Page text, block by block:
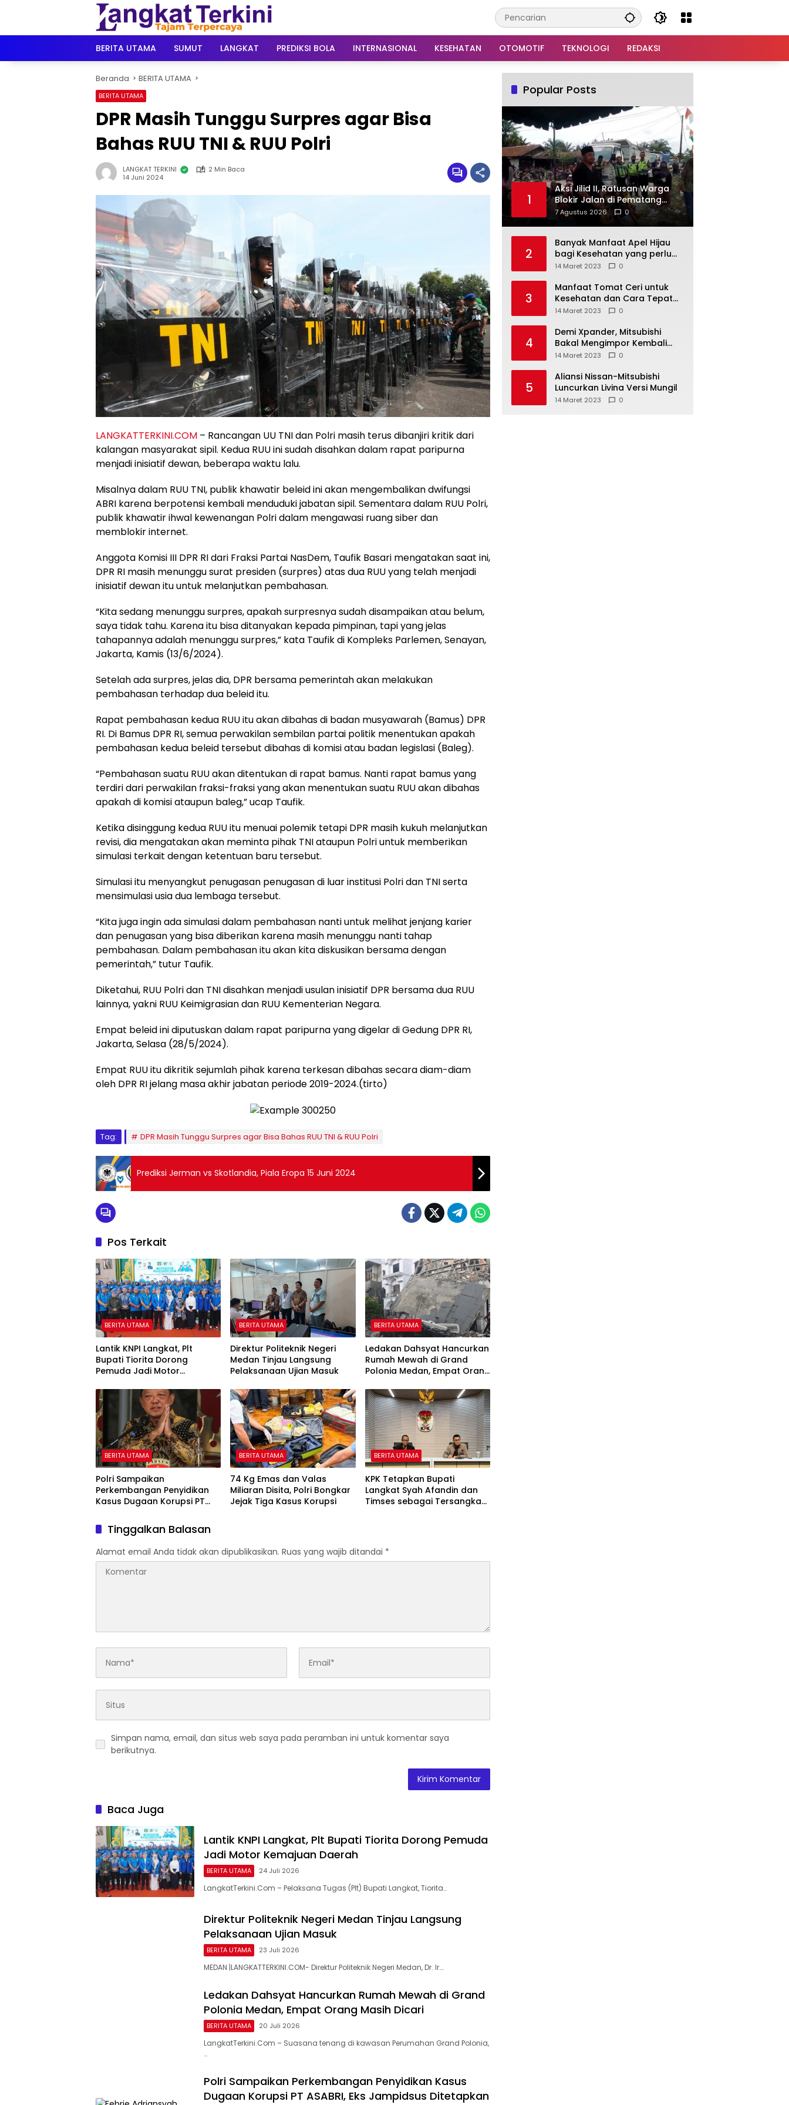
BERITA UTAMA
SUMUT LANGKAT PREDIKSI BOLA INTERNASIONAL KESEHATAN OTOMOTIF TEKNOLOGI REDAKSI
Beranda BERITA UTAMA
BERITA UTAMA
DPR Masih Tunggu Surpres agar Bisa
Bahas RUU TNI & RUU Polri
LANGKAT TERKINI
2 Min Baca
14 Juni 2024
LANGKATTERKINI.COM – Rancangan UU TNI dan Polri masih terus dibanjiri kritik dari
kalangan masyarakat sipil. Kedua RUU ini sudah disahkan dalam rapat paripurna
menjadi inisiatif dewan, beberapa waktu lalu.
Misalnya dalam RUU TNI, publik khawatir beleid ini akan mengembalikan dwifungsi
ABRI karena berpotensi kembali menduduki jabatan sipil. Sementara dalam RUU Polri,
publik khawatir ihwal kewenangan Polri dalam mengawasi ruang siber dan
memblokir internet.
Anggota Komisi III DPR RI dari Fraksi Partai NasDem, Taufik Basari mengatakan saat ini,
DPR RI masih menunggu surat presiden (surpres) atas dua RUU yang telah menjadi
inisiatif dewan itu untuk melanjutkan pembahasan.
“Kita sedang menunggu surpres, apakah surpresnya sudah disampaikan atau belum,
saya tidak tahu. Karena itu bisa ditanyakan kepada pimpinan, tapi yang jelas
tahapannya adalah menunggu surpres,” kata Taufik di Kompleks Parlemen, Senayan,
Jakarta, Kamis (13/6/2024).
Setelah ada surpres, jelas dia, DPR bersama pemerintah akan melakukan
pembahasan terhadap dua beleid itu.
Rapat pembahasan kedua RUU itu akan dibahas di badan musyawarah (Bamus) DPR
RI. Di Bamus DPR RI, semua perwakilan sembilan partai politik menentukan apakah
pembahasan kedua beleid tersebut dibahas di komisi atau badan legislasi (Baleg).
“Pembahasan suatu RUU akan ditentukan di rapat bamus. Nanti rapat bamus yang
terdiri dari perwakilan fraksi-fraksi yang akan menentukan suatu RUU akan dibahas
apakah di komisi ataupun baleg,” ucap Taufik.
Ketika disinggung kedua RUU itu menuai polemik tetapi DPR masih kukuh melanjutkan
revisi, dia mengatakan akan meminta pihak TNI ataupun Polri untuk memberikan
simulasi terkait dengan ketentuan baru tersebut.
Simulasi itu menyangkut penugasan penugasan di luar institusi Polri dan TNI serta
mensimulasi usia dua lembaga tersebut.
“Kita juga ingin ada simulasi dalam pembahasan nanti untuk melihat jenjang karier
dan penugasan yang bisa diberikan karena masih menunggu nanti tahap
pembahasan. Dalam pembahasan itu akan kita diskusikan bersama dengan
pemerintah,” tutur Taufik.
Diketahui, RUU Polri dan TNI disahkan menjadi usulan inisiatif DPR bersama dua RUU
lainnya, yakni RUU Keimigrasian dan RUU Kementerian Negara.
Empat beleid ini diputuskan dalam rapat paripurna yang digelar di Gedung DPR RI,
Jakarta, Selasa (28/5/2024).
Empat RUU itu dikritik sejumlah pihak karena terkesan dibahas secara diam-diam
oleh DPR RI jelang masa akhir jabatan periode 2019-2024.(tirto)
Tag: DPR Masih Tunggu Surpres agar Bisa Bahas RUU TNI & RUU Polri
Prediksi Jerman vs Skotlandia, Piala Eropa 15 Juni 2024
Pos Terkait
BERITA UTAMA
Lantik KNPI Langkat, Plt
Bupati Tiorita Dorong
Pemuda Jadi Motor
BERITA UTAMA
Direktur Politeknik Negeri
Medan Tinjau Langsung
Pelaksanaan Ujian Masuk
BERITA UTAMA
Ledakan Dahsyat Hancurkan
Rumah Mewah di Grand
Polonia Medan, Empat Orang
BERITA UTAMA
Polri Sampaikan
Perkembangan Penyidikan
Kasus Dugaan Korupsi PT
Ditetapkan Tersangka
BERITA UTAMA
74 Kg Emas dan Valas
Miliaran Disita, Polri Bongkar
Jejak Tiga Kasus Korupsi
BERITA UTAMA
KPK Tetapkan Bupati
Langkat Syah Afandin dan
Timses sebagai Tersangka
Tinggalkan Balasan
Alamat email Anda tidak akan dipublikasikan. Ruas yang wajib ditandai *
Simpan nama, email, dan situs web saya pada peramban ini untuk komentar saya
berikutnya.
Baca Juga
Lantik KNPI Langkat, Plt Bupati Tiorita Dorong Pemuda
Jadi Motor Kemajuan Daerah
BERITA UTAMA 24 Juli 2026
LangkatTerkini.Com – Pelaksana Tugas (Plt) Bupati Langkat, Tiorita…
Direktur Politeknik Negeri Medan Tinjau Langsung
Pelaksanaan Ujian Masuk
BERITA UTAMA 23 Juli 2026
MEDAN |LANGKATTERKINI.COM- Direktur Politeknik Negeri Medan, Dr. Ir….
Ledakan Dahsyat Hancurkan Rumah Mewah di Grand
Polonia Medan, Empat Orang Masih Dicari
BERITA UTAMA 20 Juli 2026
LangkatTerkini.Com – Suasana tenang di kawasan Perumahan Grand Polonia,
…
Polri Sampaikan Perkembangan Penyidikan Kasus
Dugaan Korupsi PT ASABRI, Eks Jampidsus Ditetapkan
Popular Posts
1
Aksi Jilid II, Ratusan Warga
Blokir Jalan di Pematang
Cengal, Duduk Bershalawat
Tuntut Pengaspalan Jalan
7 Agustus 2026 0
2
Banyak Manfaat Apel Hijau
bagi Kesehatan yang perlu
Anda ketahui
14 Maret 2023 0
3
Manfaat Tomat Ceri untuk
Kesehatan dan Cara Tepat
Mengonsumsinya
14 Maret 2023 0
4
Demi Xpander, Mitsubishi
Bakal Mengimpor Kembali
Pajero Sport
14 Maret 2023 0
5
Aliansi Nissan-Mitsubishi
Luncurkan Livina Versi Mungil
14 Maret 2023 0